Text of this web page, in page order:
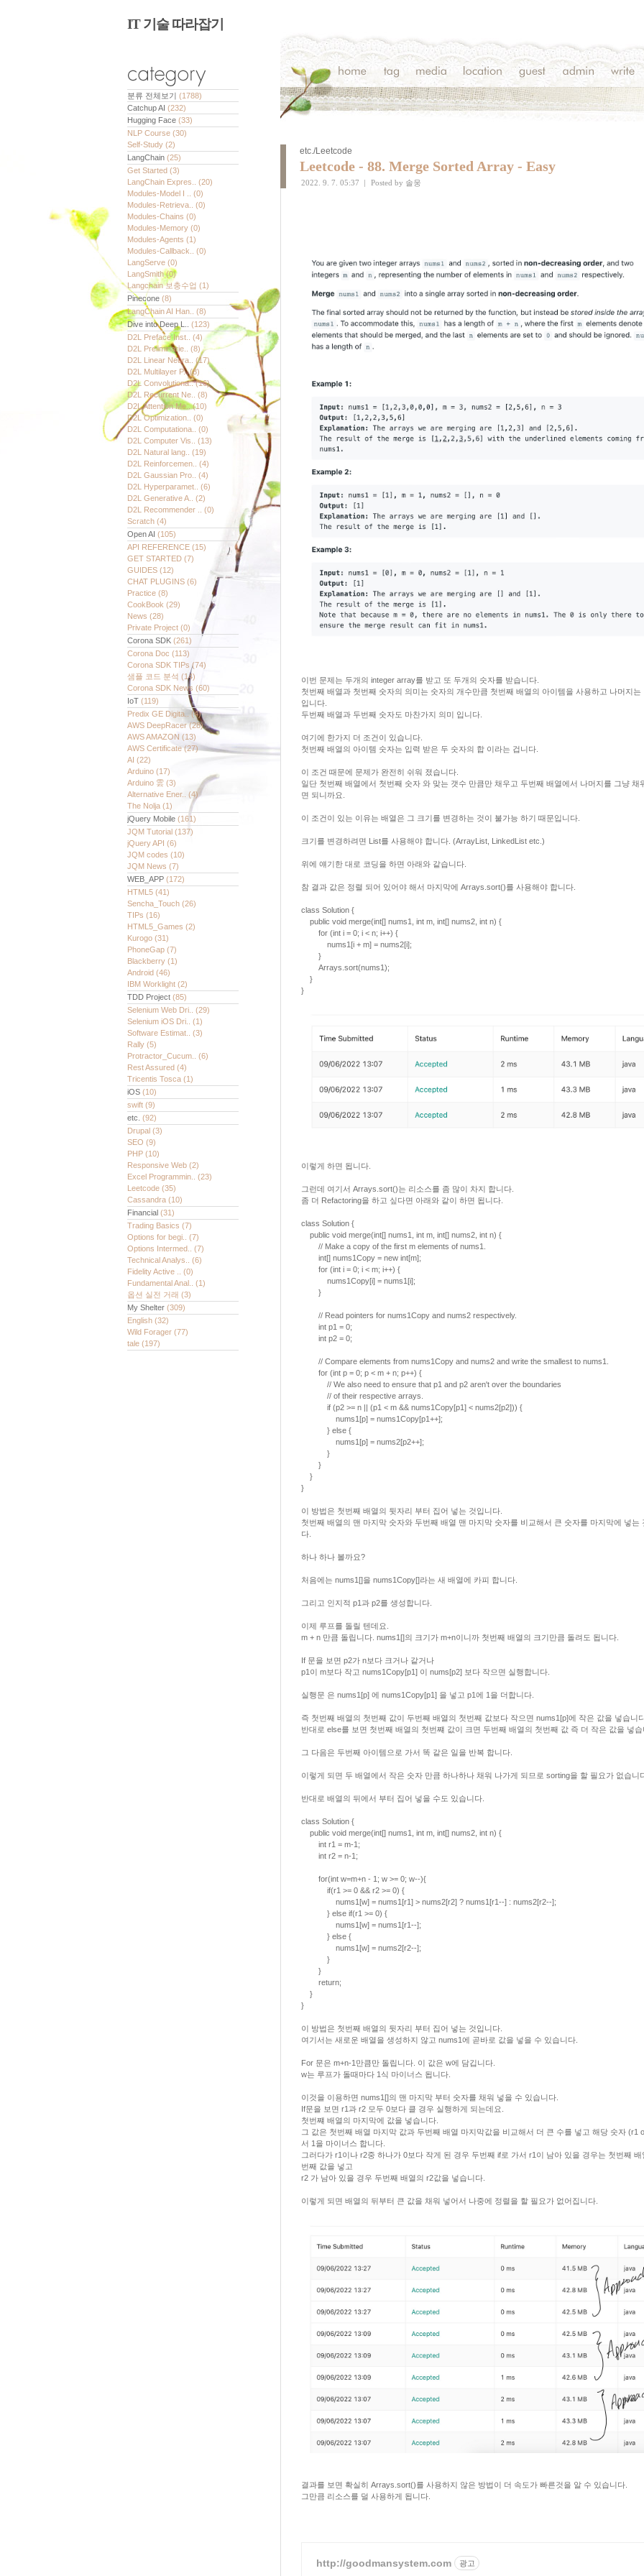
IT 기술 따라잡기
분류 전체보기 (1788)
Catchup AI (232)
Hugging Face (33)
NLP Course (30)
Self-Study (2)
LangChain (25)
Get Started (3)
LangChain Expres.. (20)
Modules-Model I .. (0)
Modules-Retrieva.. (0)
Modules-Chains (0)
Modules-Memory (0)
Modules-Agents (1)
Modules-Callback.. (0)
LangServe (0)
LangSmith(0)
Langchain 보충수업 (1)
Pinecone (8)
LangChain AI Han.. (8)
Dive into Deep L.. (123)
D2L Preface Inst.. (4)
D2L Preliminarie.. (8)
D2L Linear Neura.. (17)
D2L Multilayer P..(8)
D2L Convolutiona..(16)
D2L Recurrent Ne.. (8)
D2L Attention Me..(10)
D2L Optimization.. (0)
D2L Computationa.. (0)
D2L Computer Vis.. (13)
D2L Natural lang.. (19)
D2L Reinforcemen.. (4)
D2L Gaussian Pro.. (4)
D2L Hyperparamet.. (6)
D2L Generative A.. (2)
D2L Recommender .. (0)
Scratch (4)
Open AI (105)
API REFERENCE (15)
GET STARTED (7)
GUIDES (12)
CHAT PLUGINS (6)
Practice (8)
CookBook (29)
News (28)
Private Project (0)
Corona SDK (261)
Corona Doc (113)
Corona SDK TIPs (74)
샘플 코드 분석 (14)
Corona SDK News (60)
IoT (119)
Predix GE Digita.. (4)
AWS DeepRacer(28)
AWS AMAZON (13)
AWS Certificate(27)
AI (22)
Arduino (17)
Arduino 雲 (3)
Alternative Ener.. (4)
The Nolja (1)
jQuery Mobile (161)
JQM Tutorial (137)
jQuery API (6)
JQM codes (10)
JQM News (7)
WEB_APP (172)
HTML5 (41)
Sencha_Touch (26)
TIPs (16)
HTML5_Games (2)
Kurogo (31)
PhoneGap (7)
Blackberry (1)
Android (46)
IBM Worklight (2)
TDD Project (85)
Selenium Web Dri.. (29)
Selenium iOS Dri.. (1)
Software Estimat.. (3)
Rally (5)
Protractor_Cucum.. (6)
Rest Assured (4)
Tricentis Tosca (1)
iOS (10)
swift (9)
etc. (92)
Drupal (3)
SEO (9)
PHP (10)
Responsive Web (2)
Excel Programmin.. (23)
Leetcode (35)
Cassandra (10)
Financial (31)
Trading Basics (7)
Options for begi.. (7)
Options Intermed.. (7)
Technical Analys.. (6)
Fidelity Active .. (0)
Fundamental Anal.. (1)
옵션 실전 거래 (3)
My Shelter (309)
English (32)
Wild Forager (77)
tale (197)
etc./Leetcode
Leetcode - 88. Merge Sorted Array - Easy
2022. 9. 7. 05:37 | Posted by 솔웅
이번 문제는 두개의 integer array를 받고 또 두개의 숫자를 받습니다.
첫번째 배열과 첫번째 숫자의 의미는 숫자의 개수만큼 첫번째 배열의 아이템을 사용하고 나머지는
입니다.
두번째 배열과 두번째 숫자도 마찬가지 의미 입니다.
여기에 한가지 더 조건이 있습니다.
첫번째 배열의 아이템 숫자는 입력 받은 두 숫자의 합 이라는 겁니다.
이 조건 때문에 문제가 완전히 쉬워 졌습니다.
일단 첫번째 배열에서 첫번째 숫자 와 맞는 갯수 만큼만 채우고 두번째 배열에서 나머지를 그냥 채
면 되니까요.
이 조건이 있는 이유는 배열은 그 크기를 변경하는 것이 불가능 하기 때문입니다.
크기를 변경하려면 List를 사용해야 합니다. (ArrayList, LinkedList etc.)
위에 얘기한 대로 코딩을 하면 아래와 같습니다.
참 결과 값은 정렬 되어 있어야 해서 마지막에 Arrays.sort()를 사용해야 합니다.
class Solution {
public void merge(int[] nums1, int m, int[] nums2, int n) {
for (int i = 0; i < n; i++) {
nums1[i + m] = nums2[i];
}
Arrays.sort(nums1);
}
}
이렇게 하면 됩니다.
그런데 여기서 Arrays.sort()는 리소스를 좀 많이 차지 합니다.
좀 더 Refactoring을 하고 싶다면 아래와 같이 하면 됩니다.
class Solution {
public void merge(int[] nums1, int m, int[] nums2, int n) {
// Make a copy of the first m elements of nums1.
int[] nums1Copy = new int[m];
for (int i = 0; i < m; i++) {
nums1Copy[i] = nums1[i];
}
// Read pointers for nums1Copy and nums2 respectively.
int p1 = 0;
int p2 = 0;
// Compare elements from nums1Copy and nums2 and write the smallest to nums1.
for (int p = 0; p < m + n; p++) {
// We also need to ensure that p1 and p2 aren't over the boundaries
// of their respective arrays.
if (p2 >= n || (p1 < m && nums1Copy[p1] < nums2[p2])) {
nums1[p] = nums1Copy[p1++];
} else {
nums1[p] = nums2[p2++];
}
}
}
}
이 방법은 첫번째 배열의 뒷자리 부터 집어 넣는 것입니다.
첫번째 배열의 맨 마지막 숫자와 두번째 배열 맨 마지막 숫자를 비교해서 큰 숫자를 마지막에 넣는
다.
하나 하나 볼까요?
처음에는 nums1[]을 nums1Copy[]라는 새 배열에 카피 합니다.
그리고 인지적 p1과 p2를 생성합니다.
이제 루프를 돌릴 텐데요.
m + n 만큼 돌립니다. nums1[]의 크기가 m+n이니까 첫번째 배열의 크기만큼 돌려도 됩니다.
If 문을 보면 p2가 n보다 크거나 같거나
p1이 m보다 작고 nums1Copy[p1] 이 nums[p2] 보다 작으면 실행합니다.
실행문 은 nums1[p] 에 nums1Copy[p1] 을 넣고 p1에 1을 더합니다.
즉 첫번째 배열의 첫번째 값이 두번째 배열의 첫번째 값보다 작으면 nums1[p]에 작은 값을 넣습니
반대로 else를 보면 첫번째 배열의 첫번쨰 값이 크면 두번째 배열의 첫번째 값 즉 더 작은 값을 넣
그 다음은 두번째 아이템으로 가서 똑 같은 일을 반복 합니다.
이렇게 되면 두 배열에서 작은 숫자 만큼 하나하나 채워 나가게 되므로 sorting을 할 필요가 없습니
반대로 배열의 뒤에서 부터 집어 넣을 수도 있습니다.
class Solution {
public void merge(int[] nums1, int m, int[] nums2, int n) {
int r1 = m-1;
int r2 = n-1;
for(int w=m+n - 1; w >= 0; w--){
if(r1 >= 0 && r2 >= 0) {
nums1[w] = nums1[r1] > nums2[r2] ? nums1[r1--] : nums2[r2--];
} else if(r1 >= 0) {
nums1[w] = nums1[r1--];
} else {
nums1[w] = nums2[r2--];
}
}
return;
}
}
이 방법은 첫번째 배열의 뒷자리 부터 집어 넣는 것입니다.
여기서는 새로운 배열을 생성하지 않고 nums1에 곧바로 값을 넣을 수 있습니다.
For 문은 m+n-1만큼만 돌립니다. 이 값은 w에 담깁니다.
w는 루프가 돌때마다 1식 마이너스 됩니다.
이것을 이용하면 nums1[]의 맨 마지막 부터 숫자를 채워 넣을 수 있습니다.
If문을 보면 r1과 r2 모두 0보다 클 경우 실행하게 되는데요.
첫번쨰 배열의 마지막에 값을 넣습니다.
그 값은 첫번째 배열 마지막 값과 두번째 배열 마지막값을 비교해서 더 큰 수를 넣고 해당 숫자 (r1
서 1을 마이너스 합니다.
그러다가 r1이나 r2중 하나가 0보다 작게 된 경우 두번째 if로 가서 r1이 남아 있을 경우는 첫번째 배
번째 값을 넣고
r2 가 남아 있을 경우 두번째 배열의 r2값을 넣습니다.
이렇게 되면 배열의 뒤부터 큰 값을 채워 넣어서 나중에 정렬을 할 필요가 없어집니다.
결과를 보면 확실히 Arrays.sort()를 사용하지 않은 방법이 더 속도가 빠른것을 알 수 있습니다.
그만큼 리소스를 덜 사용하게 됩니다.
http://goodmansystem.com 광고